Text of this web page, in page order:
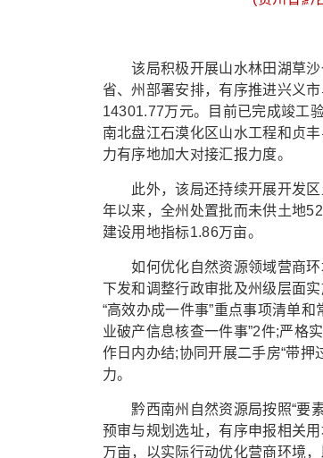
该局积极开展山水林田湖草沙
省、州部署安排，有序推进兴义
14301.77万元。目前已完成竣工
南北盘江石漠化区山水工程和贞
力有序地加大对接汇报力度。
此外，该局还持续开展开发区
年以来，全州处置批而未供土地
建设用地指标1.86万亩。
如何优化自然资源领域营商环
下发和调整行政审批及州级层面
“高效办成一件事”重点事项清单
业破产信息核查一件事”2件;严格
作日内办结;协同开展二手房“带
力。
黔西南州自然资源局按照“要素
预审与规划选址，有序申报相关
万亩，以实际行动优化营商环境，